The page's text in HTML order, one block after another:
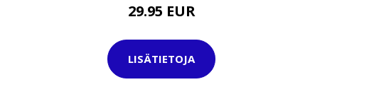
29.95 EUR
LISÄTIETOJA